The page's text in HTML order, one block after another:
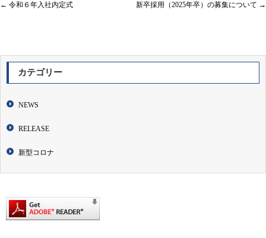
← 令和６年入社内定式 新卒採用（2025年卒）の募集について →
カテゴリー
NEWS
RELEASE
新型コロナ